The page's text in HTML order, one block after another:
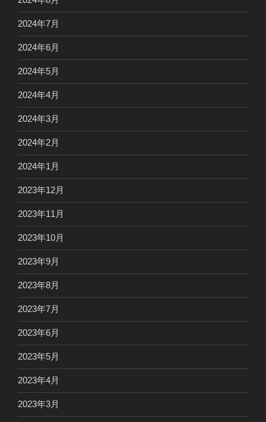
2024年7月
2024年6月
2024年5月
2024年4月
2024年3月
2024年2月
2024年1月
2023年12月
2023年11月
2023年10月
2023年9月
2023年8月
2023年7月
2023年6月
2023年5月
2023年4月
2023年3月